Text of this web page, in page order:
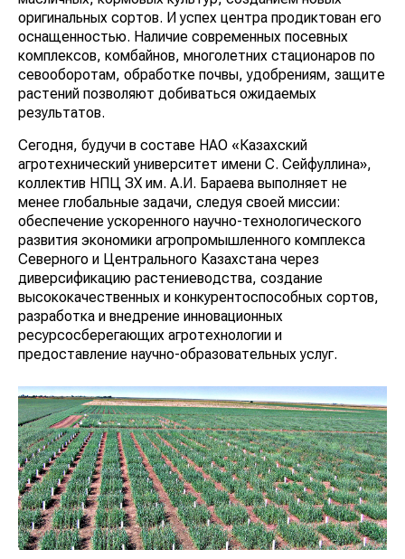
оригинальных сортов. И успех центра продиктован его
оснащенностью. Наличие современных посевных
комплексов, комбайнов, многолетних стационаров по
севооборотам, обработке почвы, удобрениям, защите
растений позволяют добиваться ожидаемых
результатов.
Сегодня, будучи в составе НАО «Казахский
агротехнический университет имени С. Сейфуллина»,
коллектив НПЦ ЗХ им. А.И. Бараева выполняет не
менее глобальные задачи, следуя своей миссии:
обеспечение ускоренного научно-технологического
развития экономики агропромышленного комплекса
Северного и Центрального Казахстана через
диверсификацию растениеводства, создание
высококачественных и конкурентоспособных сортов,
разработка и внедрение инновационных
ресурсосберегающих агротехнологии и
предоставление научно-образовательных услуг.